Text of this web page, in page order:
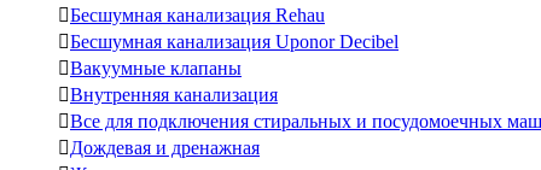
Бесшумная канализация Rehau
Бесшумная канализация Uponor Decibel
Вакуумные клапаны
Внутренняя канализация
Все для подключения стиральных и посудомоечных
Дождевая и дренажная